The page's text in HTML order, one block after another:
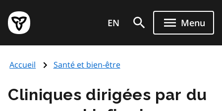
au
contenu
principal
Page
d'accueil
de
EN Menu
Accueil Santé et bien-être
Cliniques dirigées par du